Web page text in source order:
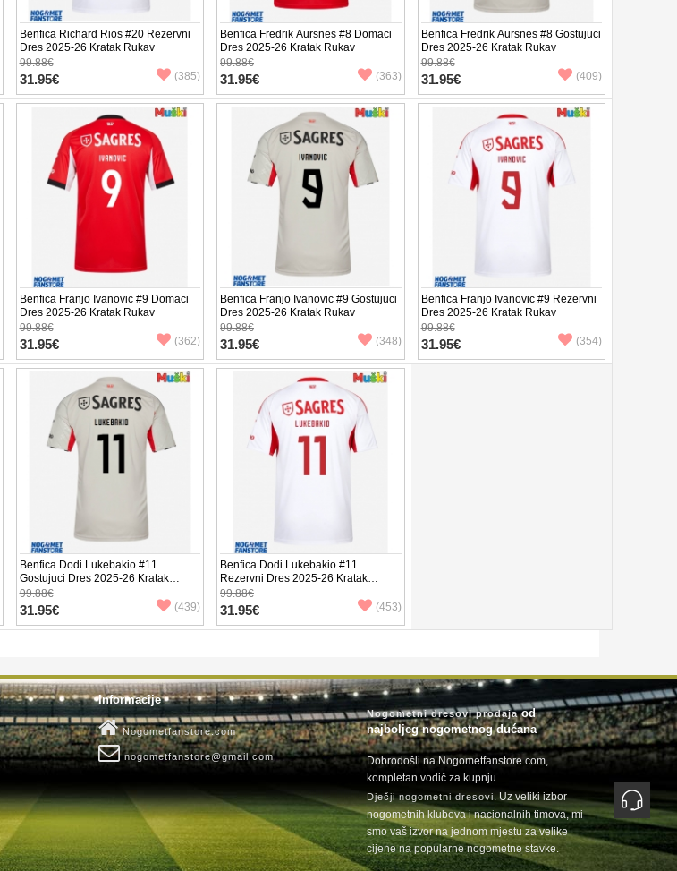
Benfica Richard Rios #20 Rezervni
Dres 2025-26 Kratak Rukav
99.88€
31.95€ (385)
Benfica Fredrik Aursnes #8 Domaci
Dres 2025-26 Kratak Rukav
99.88€
31.95€ (363)
Benfica Fredrik Aursnes #8 Gostujuci
Dres 2025-26 Kratak Rukav
99.88€
31.95€ (409)
Benfica Franjo Ivanovic #9 Domaci
Dres 2025-26 Kratak Rukav
99.88€
31.95€ (362)
Benfica Franjo Ivanovic #9 Gostujuci
Dres 2025-26 Kratak Rukav
99.88€
31.95€ (348)
Benfica Franjo Ivanovic #9 Rezervni
Dres 2025-26 Kratak Rukav
99.88€
31.95€ (354)
Benfica Dodi Lukebakio #11
Gostujuci Dres 2025-26 Kratak
Rukav
99.88€
31.95€ (439)
Benfica Dodi Lukebakio #11
Rezervni Dres 2025-26 Kratak
Rukav
99.88€
31.95€ (453)
Informacije
Nogometfanstore.com
nogometfanstore@gmail.com
Nogometni dresovi prodajaod
najboljeg nogometnog dućana
Dobrodošli na Nogometfanstore.com,
kompletan vodič za kupnju
Dječji nogometni dresovi. Uz veliki izbor
nogometnih klubova i nacionalnih timova, mi
smo vaš izvor na jednom mjestu za velike
cijene na popularne nogometne stavke.